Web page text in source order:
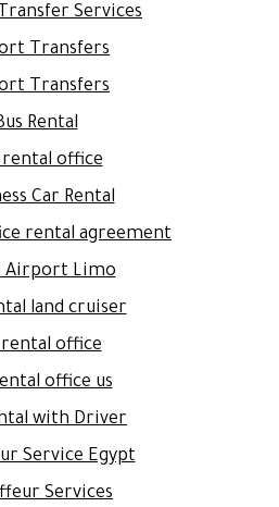
Services
Transfers
Transfers
Rental
rental office
Car Rental
rental agreement
Airport Limo
land cruiser
office
office us
with Driver
Service Egypt
Services